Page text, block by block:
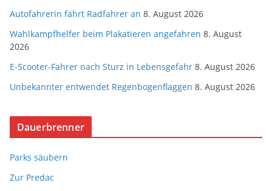
Autofahrerin fährt Radfahrer an 8. August 2026
Wahlkampfhelfer beim Plakatieren angefahren 8. August
2026
E-Scooter-Fahrer nach Sturz in Lebensgefahr 8. August 2026
Unbekannter entwendet Regenbogenflaggen 8. August 2026
Dauerbrenner
Parks säubern
Zur Predac